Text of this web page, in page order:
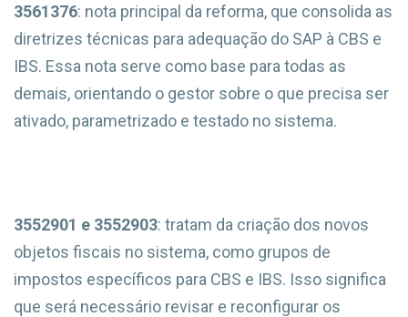
3561376: nota principal da reforma, que consolida as
diretrizes técnicas para adequação do SAP à CBS e
IBS. Essa nota serve como base para todas as
demais, orientando o gestor sobre o que precisa ser
ativado, parametrizado e testado no sistema.
3552901 e 3552903: tratam da criação dos novos
objetos fiscais no sistema, como grupos de
impostos específicos para CBS e IBS. Isso significa
que será necessário revisar e reconfigurar os